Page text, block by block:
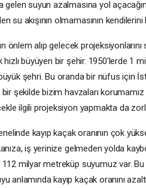
suyun azalmasına yol
su akışının olmamasının
önlem alıp gelecek
büyüyen bir şehir. 1950'lerde 1
şehri. Bu oranda bir nüfus için
şekilde bizim havzaları korumamız
ilgili projeksiyon yapmakta da
kayıp kaçak oranının çok
iş yerinize gelmeden yolda
milyar metreküp suyumuz var. Bu
anlamında kayıp kaçak oranını